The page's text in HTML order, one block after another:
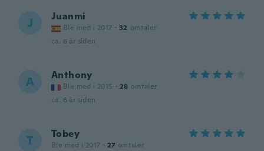
J Juanmi
Ble med i 2017 · 32 omtaler
ca. 6 år siden
A Anthony
Ble med i 2015 · 28 omtaler
ca. 6 år siden
T Tobey
Ble med i 2017 · 27 omtaler